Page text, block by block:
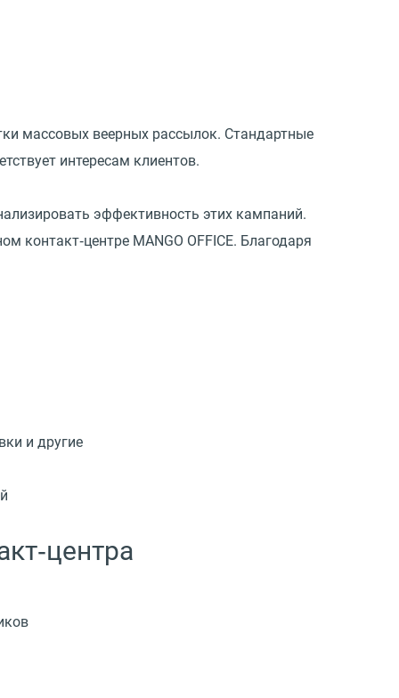
массовых веерных рассылок. Стандартные
интересам клиентов.
эффективность этих кампаний.
контакт‑центре MANGO OFFICE. Благодаря
и другие